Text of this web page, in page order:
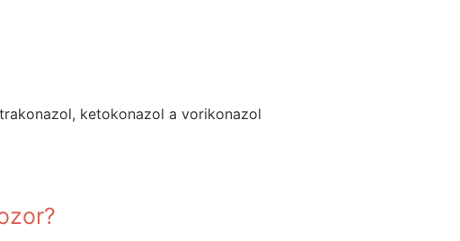
ketokonazol a vorikonazol